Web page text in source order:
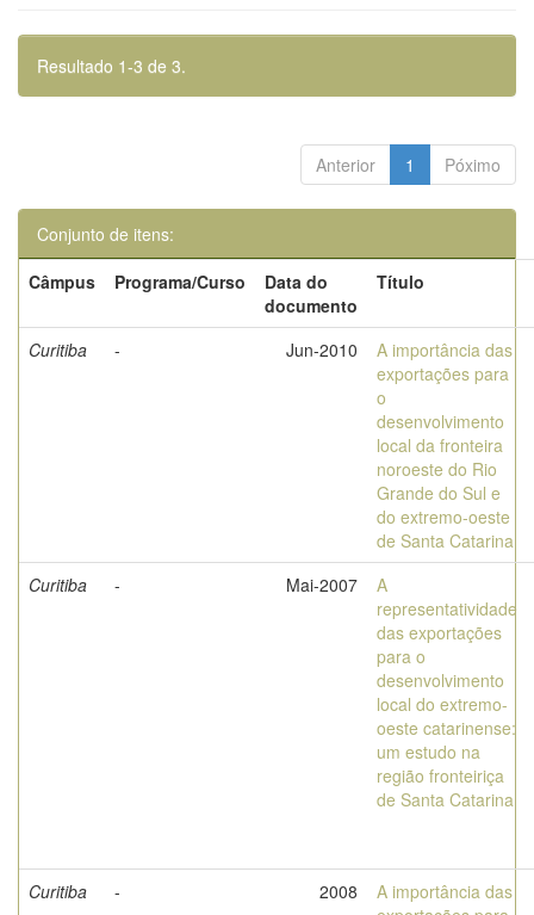
Resultado 1-3 de 3.
Anterior 1 Póximo
Conjunto de itens:
Câmpus
Programa/Curso
Data do
documento
Título
Curitiba - Jun-2010
A importância das
exportações para
o
desenvolvimento
local da fronteira
noroeste do Rio
Grande do Sul e
do extremo-oeste
de Santa Catarina
Curitiba
- Mai-2007
A
representatividade
das exportações
para o
desenvolvimento
local do extremo-
oeste catarinense:
um estudo na
região fronteiriça
de Santa Catarina
Curitiba - 2008
A importância das